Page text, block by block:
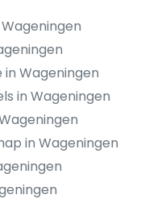
Wageningen
in Wageningen
in Wageningen